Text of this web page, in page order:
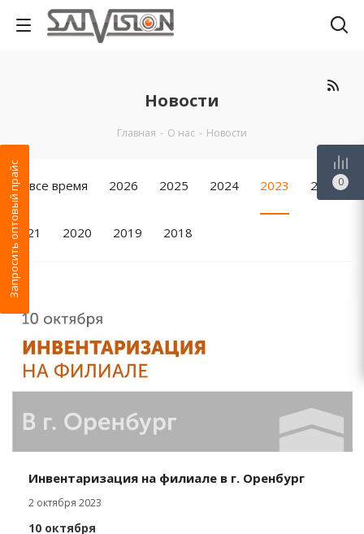
Новости
Главная - О нас - Новости
За все время 2026 2025 2024 2023 2022
2021 2020 2019 2018
Инвентаризация на филиале в г. Оренбург
2 октября 2023
10 октября
Запросить оптовый прайс 0